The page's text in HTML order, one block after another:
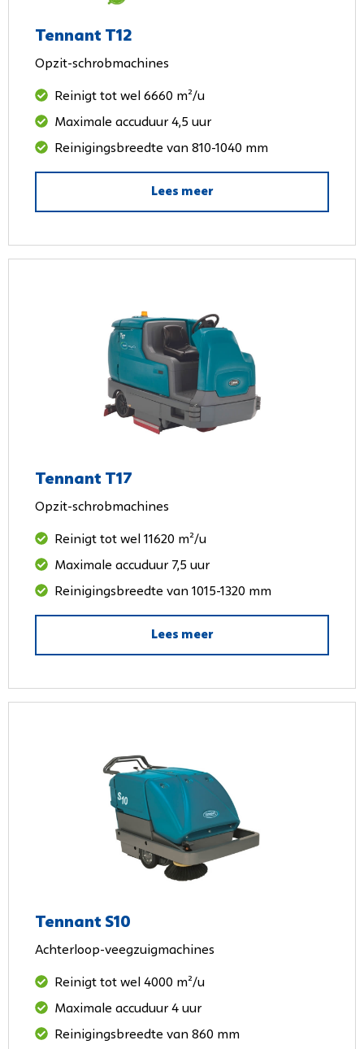
Tennant T12
Opzit-schrobmachines
Reinigt tot wel 6660 m²/u
Maximale accuduur 4,5 uur
Reinigingsbreedte van 810-1040 mm
Lees meer
Tennant T17
Opzit-schrobmachines
Reinigt tot wel 11620 m²/u
Maximale accuduur 7,5 uur
Reinigingsbreedte van 1015-1320 mm
Lees meer
Tennant S10
Achterloop-veegzuigmachines
Reinigt tot wel 4000 m²/u
Maximale accuduur 4 uur
Reinigingsbreedte van 860 mm